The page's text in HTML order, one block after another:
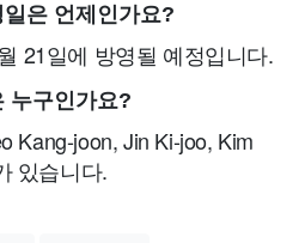
은 언제인가요?
21일에 방영될 예정입니다.
누구인가요?
Kang-joon, Jin Ki-joo, Kim
있습니다.